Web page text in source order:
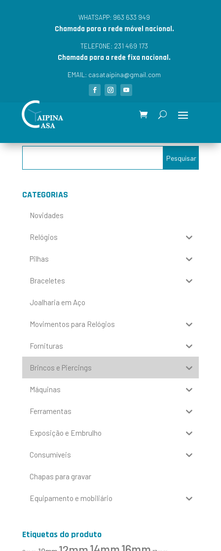
WHATSAPP: 963 633 949
Chamada para a rede móvel nacional.
TELEFONE: 231 469 173
Chamada para a rede fixa nacional.
EMAIL: casataipina@gmail.com
CATEGORIAS
Novidades
Relógios
Pilhas
Braceletes
Joalharia em Aço
Movimentos para Relógios
Fornituras
Brincos e Piercings
Máquinas
Ferramentas
Exposição e Embrulho
Consumíveis
Chapas para gravar
Equipamento e mobiliário
Etiquetas do produto